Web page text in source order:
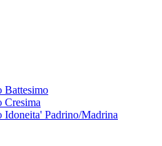
Battesimo
Cresima
Idoneita' Padrino/Madrina